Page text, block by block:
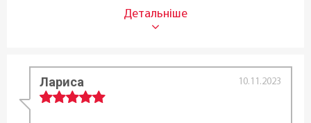
Матеріал:
Сталь
Лариса 10.11.2023